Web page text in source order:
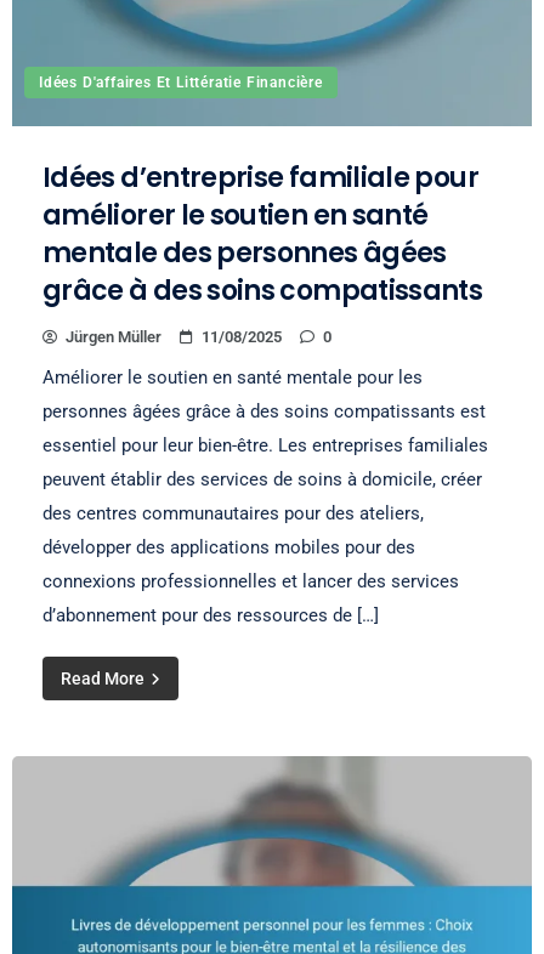
Idées D'affaires Et Littératie Financière
Idées d’entreprise familiale pour
améliorer le soutien en santé
mentale des personnes âgées
grâce à des soins compatissants
Jürgen Müller 11/08/2025 0
Améliorer le soutien en santé mentale pour les
personnes âgées grâce à des soins compatissants est
essentiel pour leur bien-être. Les entreprises familiales
peuvent établir des services de soins à domicile, créer
des centres communautaires pour des ateliers,
développer des applications mobiles pour des
connexions professionnelles et lancer des services
d’abonnement pour des ressources de […]
Read More